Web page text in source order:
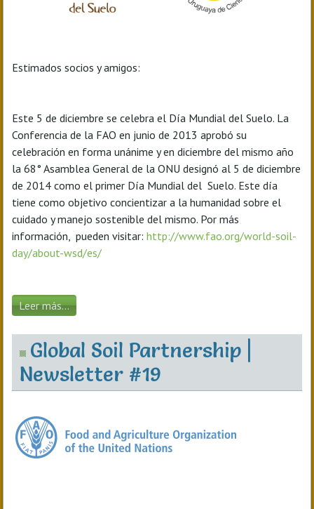
Estimados socios y amigos:
Este 5 de diciembre se celebra el Día Mundial del Suelo. La
Conferencia de la FAO en junio de 2013 aprobó su
celebración en forma unánime y en diciembre del mismo año
la 68° Asamblea General de la ONU designó al 5 de diciembre
de 2014 como el primer Día Mundial del Suelo. Este día
tiene como objetivo concientizar a la humanidad sobre el
cuidado y manejo sostenible del mismo. Por más
información, pueden visitar:http://www.fao.org/world-soil-
day/about-wsd/es/
Leer más...
Global Soil Partnership |
Newsletter #19